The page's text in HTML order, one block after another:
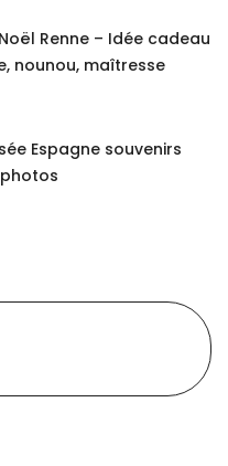
Renne – Idée cadeau
nounou, maîtresse
Espagne souvenirs